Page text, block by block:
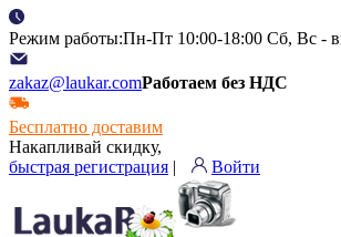
Режим работы:Пн-Пт 10:00-18:00 Сб, Вс -
zakaz@laukar.comРаботаем без НДС
Бесплатно доставим
Накапливай скидку,
быстрая регистрация | Войти